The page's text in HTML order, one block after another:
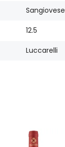
Sangiovese
12.5
Luccarelli